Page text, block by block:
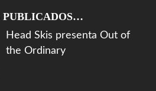
PUBLICADOS…
Head Skis presenta Out of
the Ordinary